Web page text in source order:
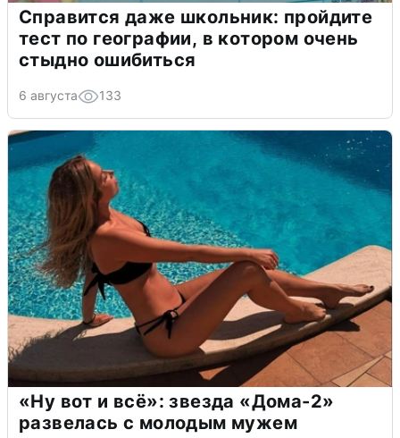
Справится даже школьник: пройдите
тест по географии, в котором очень
стыдно ошибиться
6 августа 133
«Ну вот и всё»: звезда «Дома-2»
развелась с молодым мужем